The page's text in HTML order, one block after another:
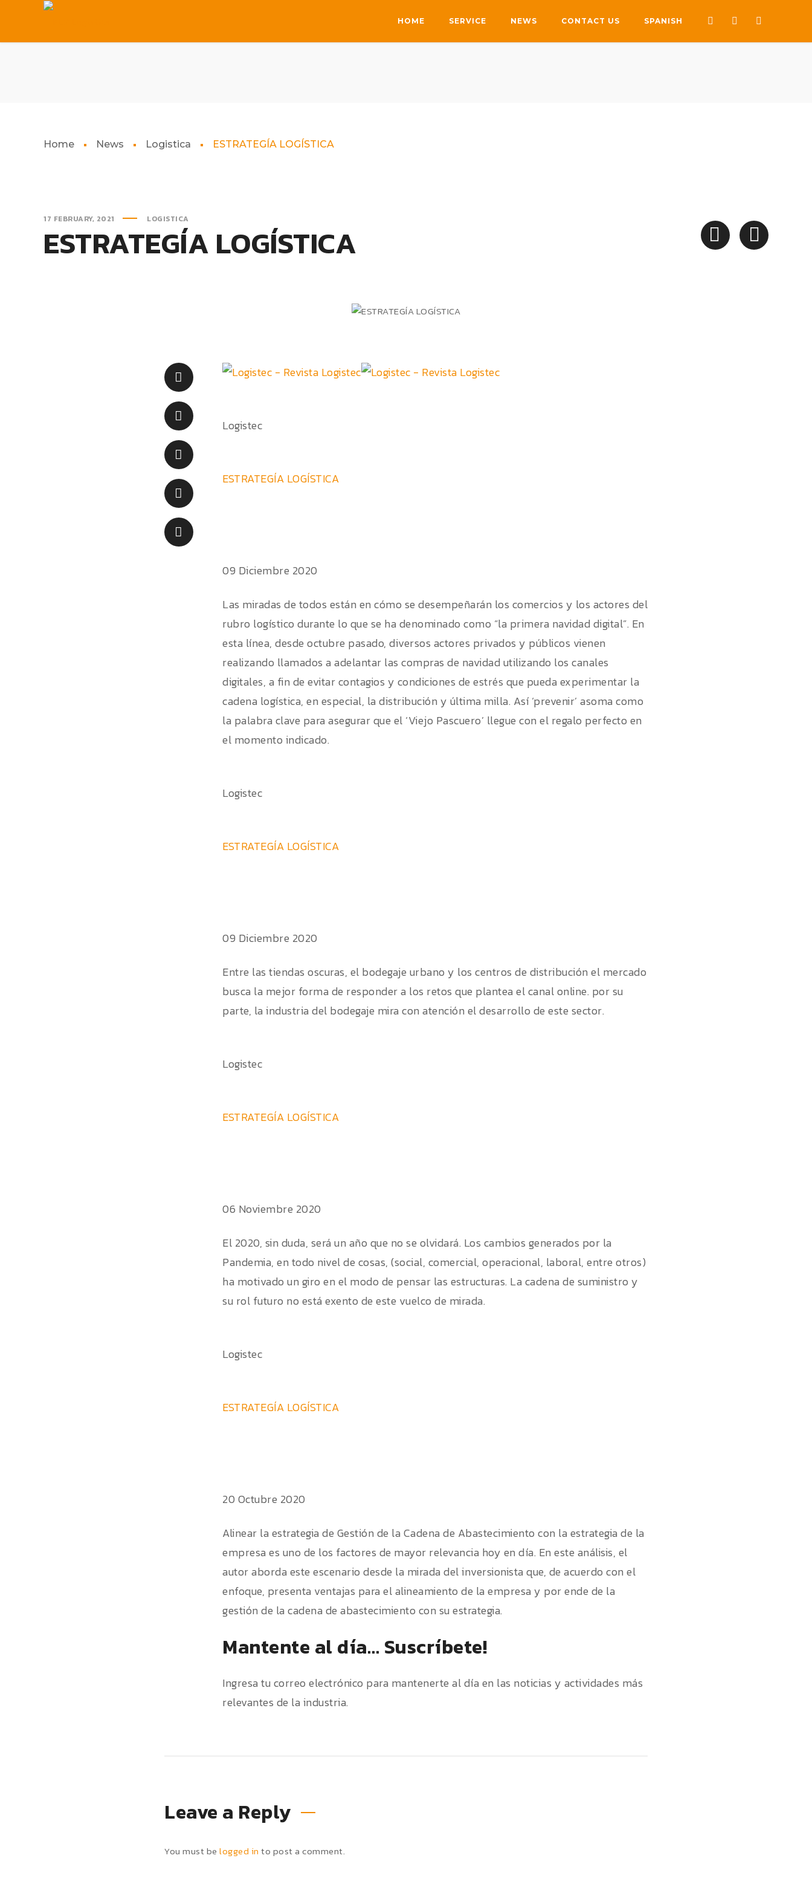
HOME SERVICE NEWS CONTACT US SPANISH
Home News Logistica ESTRATEGÍA LOGÍSTICA
17 FEBRUARY, 2021 LOGISTICA
ESTRATEGÍA LOGÍSTICA
Logistec
ESTRATEGÍA LOGÍSTICA
09 Diciembre 2020
Las miradas de todos están en cómo se desempeñarán los comercios y los actores del
rubro logístico durante lo que se ha denominado como “la primera navidad digital”. En
esta línea, desde octubre pasado, diversos actores privados y públicos vienen
realizando llamados a adelantar las compras de navidad utilizando los canales
digitales, a fin de evitar contagios y condiciones de estrés que pueda experimentar la
cadena logística, en especial, la distribución y última milla. Así ‘prevenir’ asoma como
la palabra clave para asegurar que el ‘Viejo Pascuero’ llegue con el regalo perfecto en
el momento indicado.
Logistec
ESTRATEGÍA LOGÍSTICA
09 Diciembre 2020
Entre las tiendas oscuras, el bodegaje urbano y los centros de distribución el mercado
busca la mejor forma de responder a los retos que plantea el canal online. por su
parte, la industria del bodegaje mira con atención el desarrollo de este sector.
Logistec
ESTRATEGÍA LOGÍSTICA
06 Noviembre 2020
El 2020, sin duda, será un año que no se olvidará. Los cambios generados por la
Pandemia, en todo nivel de cosas, (social, comercial, operacional, laboral, entre otros)
ha motivado un giro en el modo de pensar las estructuras. La cadena de suministro y
su rol futuro no está exento de este vuelco de mirada.
Logistec
ESTRATEGÍA LOGÍSTICA
20 Octubre 2020
Alinear la estrategia de Gestión de la Cadena de Abastecimiento con la estrategia de la
empresa es uno de los factores de mayor relevancia hoy en día. En este análisis, el
autor aborda este escenario desde la mirada del inversionista que, de acuerdo con el
enfoque, presenta ventajas para el alineamiento de la empresa y por ende de la
gestión de la cadena de abastecimiento con su estrategia.
Mantente al día… Suscríbete!
Ingresa tu correo electrónico para mantenerte al día en las noticias y actividades más
relevantes de la industria.
Leave a Reply
You must be logged in to post a comment.